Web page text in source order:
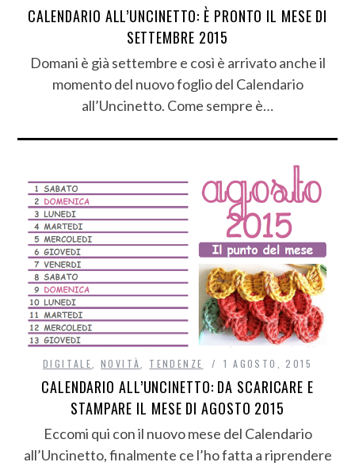
CALENDARIO ALL’UNCINETTO: È PRONTO IL MESE DI
SETTEMBRE 2015
Domani è già settembre e così è arrivato anche il
momento del nuovo foglio del Calendario
all’Uncinetto. Come sempre è…
DIGITALE ,NOVITÀ TENDENZE 1 AGOSTO, 2015
CALENDARIO ALL’UNCINETTO: DA SCARICARE E
STAMPARE IL MESE DI AGOSTO 2015
Eccomi qui con il nuovo mese del Calendario
all’Uncinetto, finalmente ce l’ho fatta a riprendere